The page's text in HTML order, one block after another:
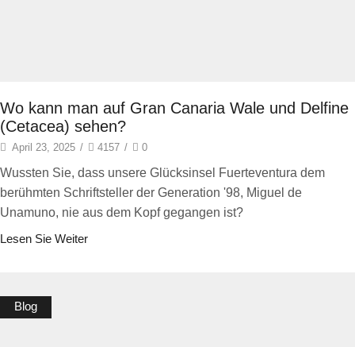
Wo kann man auf Gran Canaria Wale und Delfine
(Cetacea) sehen?
April 23, 2025 / 4157 / 0
Wussten Sie, dass unsere Glücksinsel Fuerteventura dem
berühmten Schriftsteller der Generation '98, Miguel de
Unamuno, nie aus dem Kopf gegangen ist?
Lesen Sie Weiter
Blog